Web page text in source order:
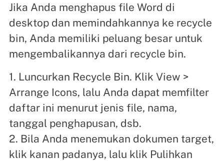
Jika Anda menghapus file Word di
desktop dan memindahkannya ke recycle
bin, Anda memiliki peluang besar untuk
mengembalikannya dari recycle bin.
1. Luncurkan Recycle Bin. Klik View >
Arrange Icons, lalu Anda dapat memfilter
daftar ini menurut jenis file, nama,
tanggal penghapusan, dsb.
2. Bila Anda menemukan dokumen target,
klik kanan padanya, lalu klik Pulihkan